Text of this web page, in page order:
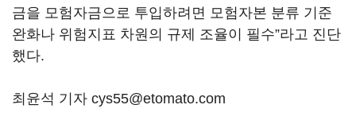
금을 모험자금으로 투입하려면 모험자본 분류 기준
완화나 위험지표 차원의 규제 조율이 필수”라고 진단
했다.
최윤석 기자 cys55@etomato.com